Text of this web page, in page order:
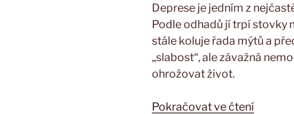
léčit
duševní
bolest“
Deprese je jedním z
Podle odhadů jí trpí stovky
stále koluje řada mýtů a
„slabost“, ale závažná
ohrožovat život.
Pokračovat ve čtení„Deprese